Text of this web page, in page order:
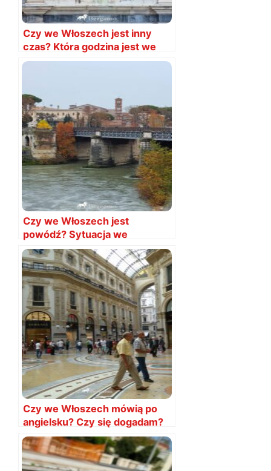
Czy we Włoszech jest inny
czas? Która godzina jest we
Włoszech?
Czy we Włoszech jest
powódź? Sytuacja we
wrześniu 2024
AKTUALIZACJA
Czy we Włoszech mówią po
angielsku? Czy się dogadam?